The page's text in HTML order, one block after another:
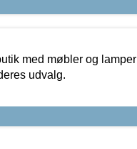
med møbler og
udvalg.